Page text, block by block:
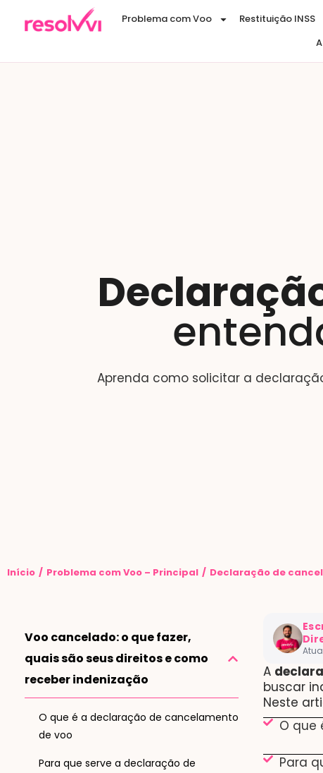
Problema com Voo Restituição INSS
Aprenda como solicitar a
Você está aqui:
Início Problema com Voo – Principal Declaração de
Voo cancelado: o que fazer,
quais são seus direitos e como
receber indenização
O que é a declaração de cancelamento
de voo
Para que serve a declaração de
Ver
A
buscar
Neste
O que
Para